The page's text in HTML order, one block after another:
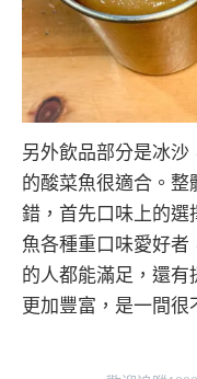
另外飲品部分是冰
的酸菜魚很適合。整
錯，首先口味上的選
魚各種重口味愛好者
的人都能滿足，還
更加豐富，是一間很